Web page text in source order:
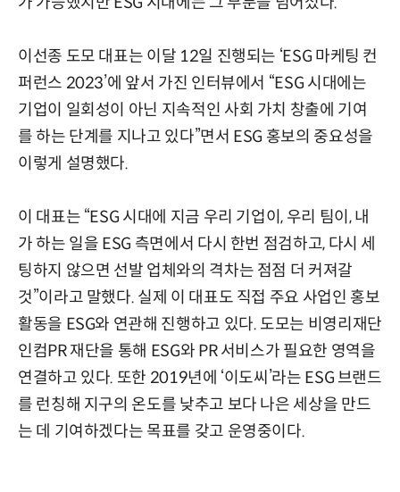
이선종 도모 대표는 이달 12일 진행되는 ‘ESG 마케팅 컨
퍼런스 2023’에 앞서 가진 인터뷰에서 “ESG 시대에는
기업이 일회성이 아닌 지속적인 사회 가치 창출에 기여
를 하는 단계를 지나고 있다”면서 ESG 홍보의 중요성을
이렇게 설명했다.
이 대표는 “ESG 시대에 지금 우리 기업이, 우리 팀이, 내
가 하는 일을 ESG 측면에서 다시 한번 점검하고, 다시 세
팅하지 않으면 선발 업체와의 격차는 점점 더 커져갈
것”이라고 말했다. 실제 이 대표도 직접 주요 사업인 홍보
활동을 ESG와 연관해 진행하고 있다. 도모는 비영리재단
인컴PR 재단을 통해 ESG와 PR 서비스가 필요한 영역을
연결하고 있다. 또한 2019년에 ‘이도씨’라는 ESG 브랜드
를 런칭해 지구의 온도를 낮추고 보다 나은 세상을 만드
는 데 기여하겠다는 목표를 갖고 운영중이다.